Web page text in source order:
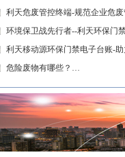
利天危废管控终端-规范企业危
环境保卫战先行者--利天环保门
利天移动源环保门禁电子台账-
危险废物有哪些？…